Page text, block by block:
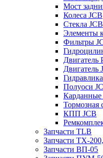
Мост
Колеса JCB
Стекла JCB
Элементы
Фильтры
Двигатель
Полуоси
Карданные
Тормозная
КПП JCB
Запчасти TLB
Запчасти TX-
Запчасти ВП-05